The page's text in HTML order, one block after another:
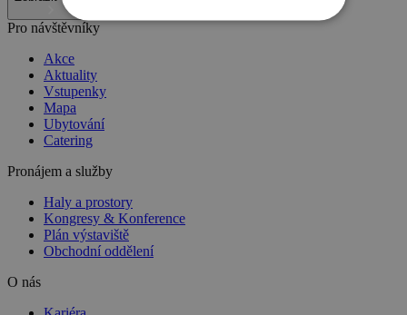
Pro návštěvníky
Akce
Aktuality
Vstupenky
Mapa
Ubytování
Catering
Pronájem a služby
Haly a prostory
Kongresy & Konference
Plán výstaviště
Obchodní oddělení
O nás